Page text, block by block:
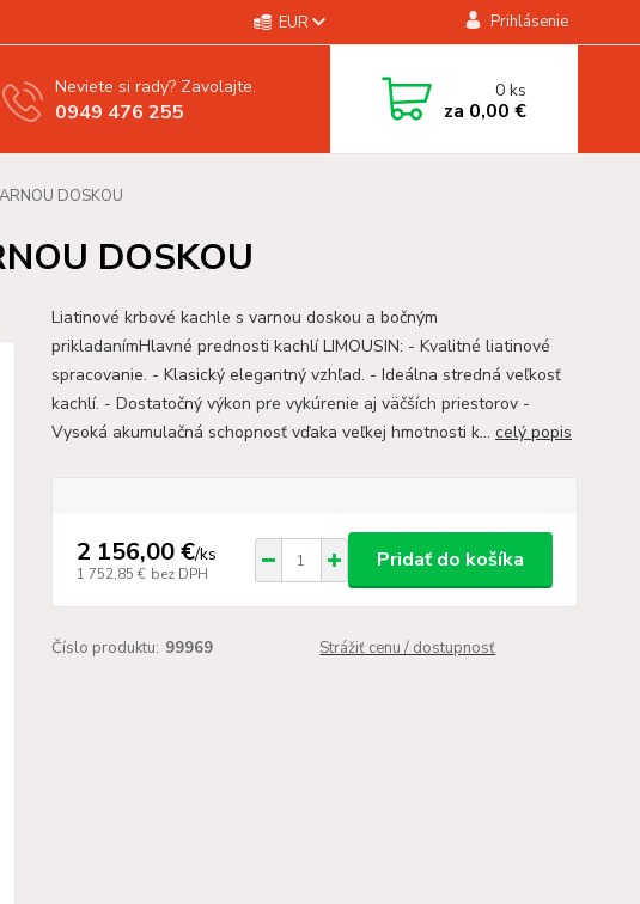
EUR Prihlásenie
Neviete si rady? Zavolajte.
0949 476 255
0ks
za 0,00 €
DOSKOU
DOSKOU
Liatinové krbové kachle s varnou doskou a bočným
prikladanímHlavné prednosti kachlí LIMOUSIN: - Kvalitné liatinové
spracovanie. - Klasický elegantný vzhľad. - Ideálna stredná veľkosť
kachlí. - Dostatočný výkon pre vykúrenie aj väčších priestorov -
Vysoká akumulačná schopnosť vďaka veľkej hmotnosti k... celý popis
2 156,00 €/ks
1 752,85 € bez DPH
Pridať do košíka
Číslo produktu: 99969 Strážiť cenu / dostupnosť